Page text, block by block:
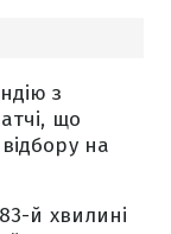
з
що
на
й хвилині